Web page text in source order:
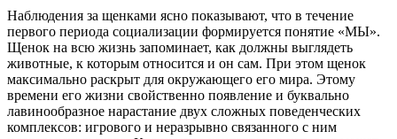
Наблюдения за щенками ясно показывают, что в течение
первого периода социализации формируется понятие «МЫ».
Щенок на всю жизнь запоминает, как должны выглядеть
животные, к которым относится и он сам. При этом щенок
максимально раскрыт для окружающего его мира. Этому
времени его жизни свойственно появление и буквально
лавинообразное нарастание двух сложных поведенческих
комплексов: игрового и неразрывно связанного с ним